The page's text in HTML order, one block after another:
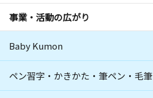
事業・活動の広がり
Baby Kumon
ペン習字・かきかた・筆ペン・毛筆